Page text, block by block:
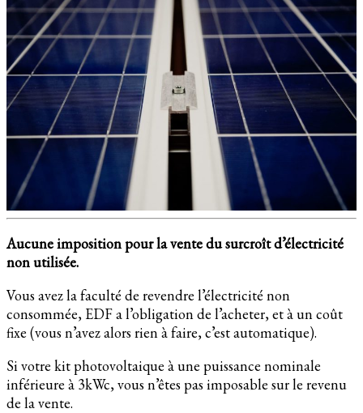
Aucune imposition pour la vente du surcroît d’électricité
non utilisée.
Vous avez la faculté de revendre l’électricité non
consommée, EDF a l’obligation de l’acheter, et à un coût
fixe (vous n’avez alors rien à faire, c’est automatique).
Si votre kit photovoltaique à une puissance nominale
inférieure à 3kWc, vous n’êtes pas imposable sur le revenu
de la vente.